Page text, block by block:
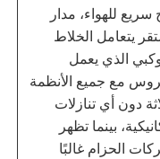
للهواء، مدار
يتعامل الخلاط
الذي يعمل
مع جميع الأنظمة
دون أي تنازلات
بينما تظهر
الحزام غالبًا